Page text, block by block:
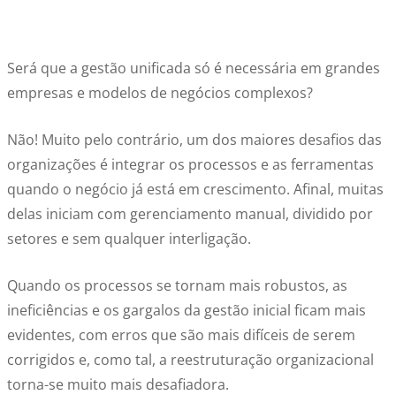
Será que a gestão unificada só é necessária em grandes
empresas e modelos de negócios complexos?
Não! Muito pelo contrário, um dos maiores desafios das
organizações é integrar os processos e as ferramentas
quando o negócio já está em crescimento. Afinal, muitas
delas iniciam com gerenciamento manual, dividido por
setores e sem qualquer interligação.
Quando os processos se tornam mais robustos, as
ineficiências e os gargalos da gestão inicial ficam mais
evidentes, com erros que são mais difíceis de serem
corrigidos e, como tal, a reestruturação organizacional
torna-se muito mais desafiadora.